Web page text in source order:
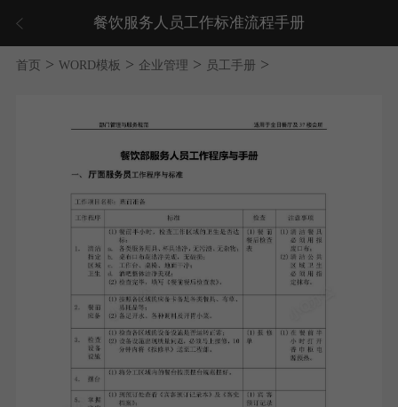
餐饮服务人员工作标准流程手册
首页 > WORD模板 > 企业管理 > 员工手册 >